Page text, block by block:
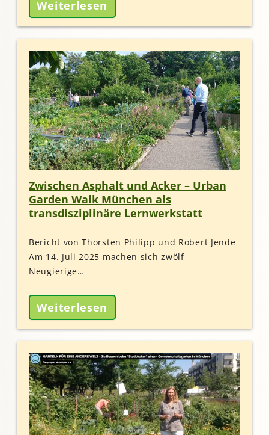
Weiterlesen
Zwischen Asphalt und Acker – Urban
Garden Walk München als
transdisziplinäre Lernwerkstatt
Bericht von Thorsten Philipp und Robert Jende
Am 14. Juli 2025 machen sich zwölf
Neugierige…
Weiterlesen